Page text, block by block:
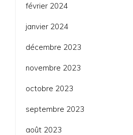
février 2024
janvier 2024
décembre 2023
novembre 2023
octobre 2023
septembre 2023
août 2023